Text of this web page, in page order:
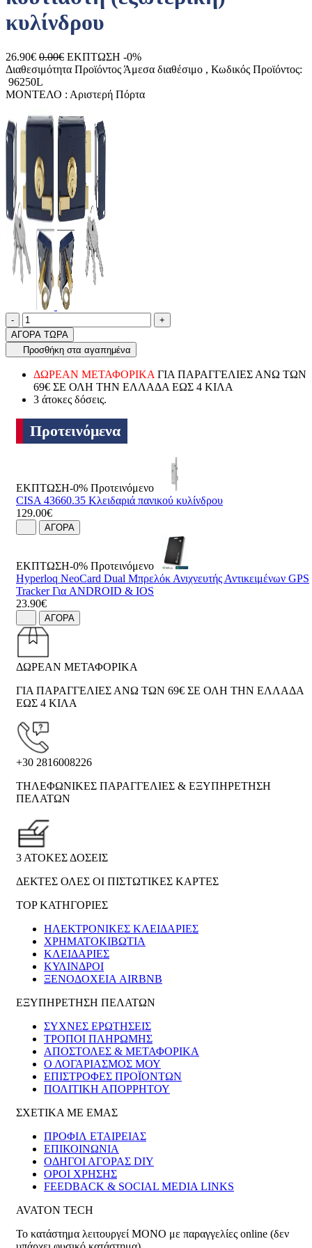
κυλίνδρου
26.90€ 0.00€ ΕΚΠΤΩΣΗ -0%
Διαθεσιμότητα Προϊόντος Άμεσα διαθέσιμο , Κωδικός Προϊόντος:
96250L
ΜΟΝΤΕΛΟ : Αριστερή Πόρτα
Ποσότητα
-product.increase.quantity +
ΑΓΟΡΑ ΤΩΡΑ
Προσθήκη στα αγαπημένα
ΔΩΡΕΑΝ ΜΕΤΑΦΟΡΙΚΑ ΓΙΑ ΠΑΡΑΓΓΕΛΙΕΣ ΑΝΩ ΤΩΝ
69€ ΣΕ ΟΛΗ ΤΗΝ ΕΛΛΑΔΑ ΕΩΣ 4 ΚΙΛΑ
3 άτοκες δόσεις.
Προτεινόμενα
ΕΚΠΤΩΣΗ-0% Προτεινόμενο
CISA 43660.35 Κλειδαριά πανικού κυλίνδρου
129.00€
ΑΓΟΡΑ
ΕΚΠΤΩΣΗ-0% Προτεινόμενο
Hyperloq NeoCard Dual Μπρελόκ Ανιχνευτής Αντικειμένων GPS
Tracker Για ANDROID & IOS
23.90€
ΑΓΟΡΑ
ΔΩΡΕΑΝ ΜΕΤΑΦΟΡΙΚΑ
ΓΙΑ ΠΑΡΑΓΓΕΛΙΕΣ ΑΝΩ ΤΩΝ 69€ ΣΕ ΟΛΗ ΤΗΝ ΕΛΛΑΔΑ
ΕΩΣ 4 ΚΙΛΑ
+30 2816008226
ΤΗΛΕΦΩΝΙΚΕΣ ΠΑΡΑΓΓΕΛΙΕΣ & ΕΞΥΠΗΡΕΤΗΣΗ
ΠΕΛΑΤΩΝ
3 ΑΤΟΚΕΣ ΔΟΣΕΙΣ
ΔΕΚΤΕΣ ΟΛΕΣ ΟΙ ΠΙΣΤΩΤΙΚΕΣ ΚΑΡΤΕΣ
TOP ΚΑΤΗΓΟΡΙΕΣ
ΗΛΕΚΤΡΟΝΙΚΈΣ ΚΛΕΙΔΑΡΙΈΣ
ΧΡΗΜΑΤΟΚΙΒΏΤΙΑ
ΚΛΕΙΔΑΡΙΈΣ
ΚΎΛΙΝΔΡΟΙ
ΞΕΝΟΔΟΧΕΊΑ AIRBNB
ΕΞΥΠΗΡΕΤΗΣΗ ΠΕΛΑΤΩΝ
ΣΥΧΝΕΣ ΕΡΩΤΗΣΕΙΣ
ΤΡΟΠΟΙ ΠΛΗΡΩΜΗΣ
ΑΠΟΣΤΟΛΕΣ & ΜΕΤΑΦΟΡΙΚΑ
Ο ΛΟΓΑΡΙΑΣΜΟΣ ΜΟΥ
ΕΠΙΣΤΡΟΦΕΣ ΠΡΟΪΟΝΤΩΝ
ΠΟΛΙΤΙΚΗ ΑΠΟΡΡΗΤΟΥ
ΣΧΕΤΙΚΑ ΜΕ ΕΜΑΣ
ΠΡΟΦΙΛ ΕΤΑΙΡΕΙΑΣ
ΕΠΙΚΟΙΝΩΝΙΑ
ΟΔΗΓΟΙ ΑΓΟΡΑΣ DIY
ΟΡΟΙ ΧΡΗΣΗΣ
FEEDBACK & SOCIAL MEDIA LINKS
AVATON TECH
Το κατάστημα λειτουργεί ΜΟΝΟ με παραγγελίες online (δεν